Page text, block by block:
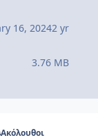
16, 20242 yr
3.76 MB
Ακόλουθοι